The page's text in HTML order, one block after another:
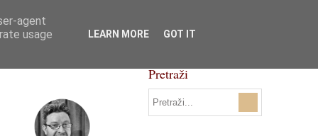
Svi natječaji
Pojmovnik
Pretraži
agent
usage
LEARN MORE GOT IT